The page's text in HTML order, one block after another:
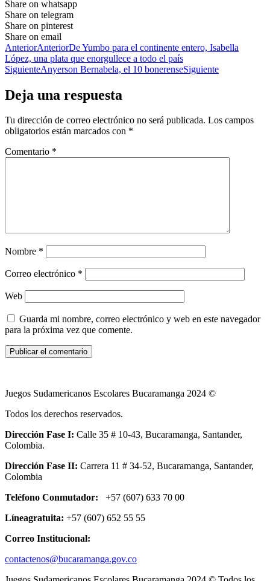
Share on whatsapp
Share on telegram
Share on pinterest
Share on email
AnteriorAnteriorDe Yumbo para el continente entero, Isabella
López, una plata que enorgullece a todo el país
SiguienteAnyerson Bernabela, el 10 bonerenseSiguiente
Deja una respuesta
Tu dirección de correo electrónico no será publicada. Los campos
obligatorios están marcados con *
Comentario *
Nombre *
Correo electrónico *
Web
Guarda mi nombre, correo electrónico y web en este navegador
para la próxima vez que comente.
Juegos Sudamericanos Escolares Bucaramanga 2024 ©
Todos los derechos reservados.
Dirección Fase I: Calle 35 # 10-43, Bucaramanga, Santander,
Colombia.
Dirección Fase II: Carrera 11 # 34-52, Bucaramanga, Santander,
Colombia
Teléfono Conmutador:
+57 (607) 633 70 00
Líneagratuita: +57 (607) 652 55 55
Correo Institucional:
contactenos@bucaramanga.gov.co